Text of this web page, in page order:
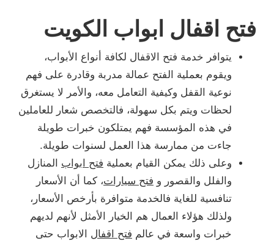
فتح اقفال ابواب الكويت
يتوافر خدمة فتح الاقفال لكافة أنواع الأبواب،
ويقوم بعملية الفتح عمالة مدربة وقادرة على فهم
نوعية القفل وكيفية التعامل معه، والأمر لا يستغرق
لحظات ويتم بكل سهولة، فالتخصص شعار للعاملين
في هذه المؤسسة فهم يمتلكون خبرات طويلة
جاءت من ممارسة هذا العمل لسنوات طويلة.
وعلى ذلك يمكن القيام بعملية فتح ابواب المنازل
والفلل والقصور و فتح سيارات، كما أن الأسعار
تنافسية للغاية فالخدمة متوافرة بأرخص الأسعار،
ولذلك هؤلاء العمال هم الخيار الأمثل لأنهم لديهم
خبرات واسعة في عالم فتح اقفال الابواب حتى